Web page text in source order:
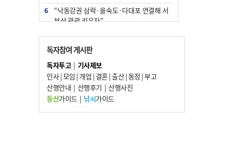
6
“낙동강권 삼락·을숙도·다대포 연결해 서
부산 관광 키우자”
7
부울경 주말부터 비소식…‘극한 폭염’ 한풀
꺾일 듯
8
피란마을 67년 역사인데…전교생 24명 아
미초 통폐합 기로
9
외국인 선원 ‘인신매매 경유지’ 된 부산…
우려가 현실로
10 수사독점 책임 커진 경찰, 방치사건 해결 부
독자참여 게시판
독자투고| 기사제보
인사|모임 | 개업 | 결혼|출산|동정 |부고
산행안내 | 산행후기 | 산행사진
등산가이드| 낚시가이드